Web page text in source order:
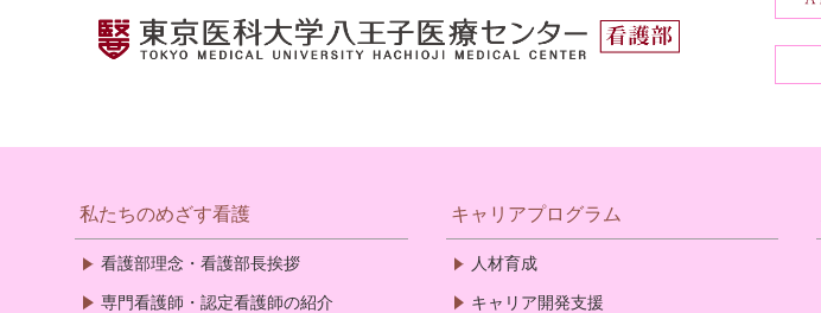
私たちのめざす看護
看護部理念・看護部長挨拶
専門看護師・認定看護師の紹介
キャリアプログラム
人材育成
キャリア開発支援